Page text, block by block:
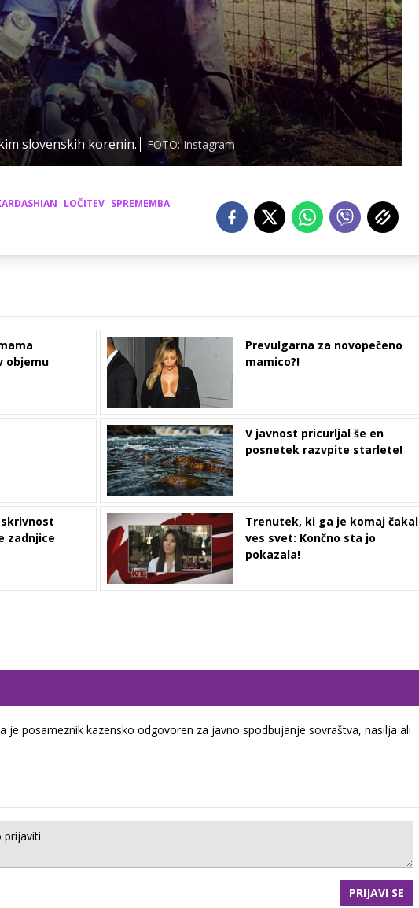
slovenskih korenin. FOTO: Instagram
LOČITEV SPREMEMBA
objemu
Prevulgarna za novopečeno
mamico?!
V javnost pricurljal še en
posnetek razvpite starlete!
zadnjice
Trenutek, ki ga je komaj čakal
ves svet: Končno sta jo
pokazala!
je posameznik kazensko odgovoren za javno spodbujanje sovraštva, nasilja ali
PRIJAVI SE